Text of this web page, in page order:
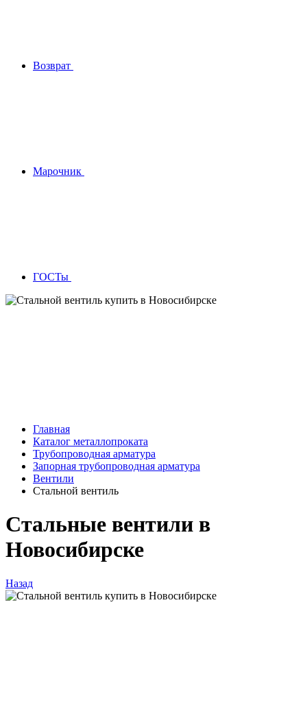
Возврат
Марочник
ГОСТы
Главная
Каталог металлопроката
Трубопроводная арматура
Запорная трубопроводная арматура
Вентили
Стальной вентиль
Стальные вентили в
Новосибирске
Назад